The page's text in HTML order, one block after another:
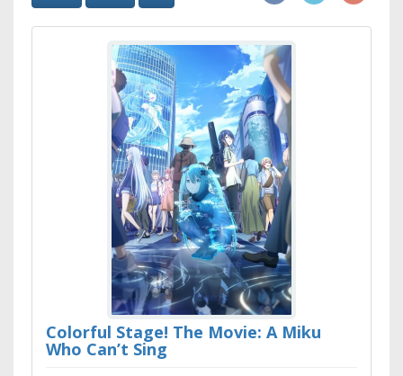
Colorful Stage! The Movie: A Miku
Who Can’t Sing